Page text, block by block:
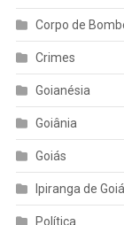
Corpo de
Crimes
Goianésia
Goiânia
Goiás
Ipiranga de
Política